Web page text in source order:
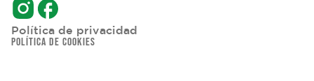
Política de privacidad
POLÍTICA DE COOKIES